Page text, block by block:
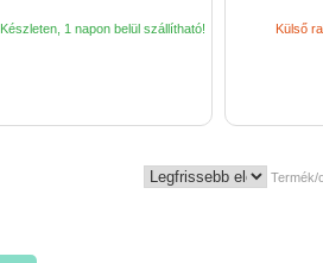
Készleten, 1 napon belül szállítható! Külső
Termék/